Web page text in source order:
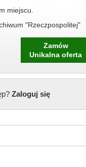
miejscu.
"Rzeczpospolitej"
Zamów
Unikalna oferta
Zaloguj się